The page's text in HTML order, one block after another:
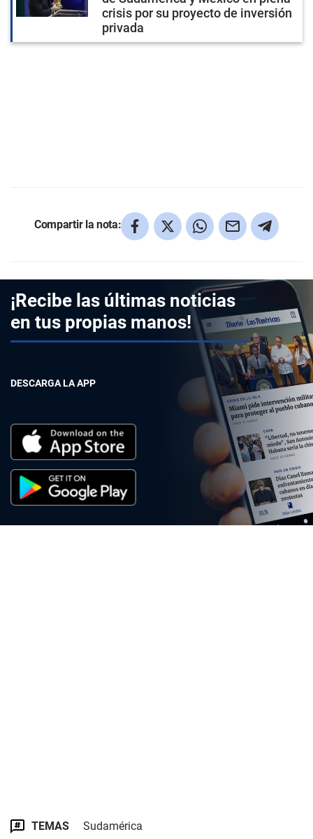
crisis por su proyecto de inversión
privada
Compartir la nota:
¡Recibe las últimas noticias
en tus propias manos!
DESCARGA LA APP
TEMAS Sudamérica